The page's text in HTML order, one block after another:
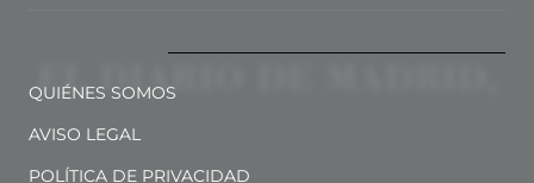
QUIÉNES SOMOS
AVISO LEGAL
POLÍTICA DE PRIVACIDAD